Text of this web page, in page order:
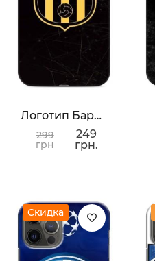
Логотип Барселоны
299
грн
249
грн.
Скидка